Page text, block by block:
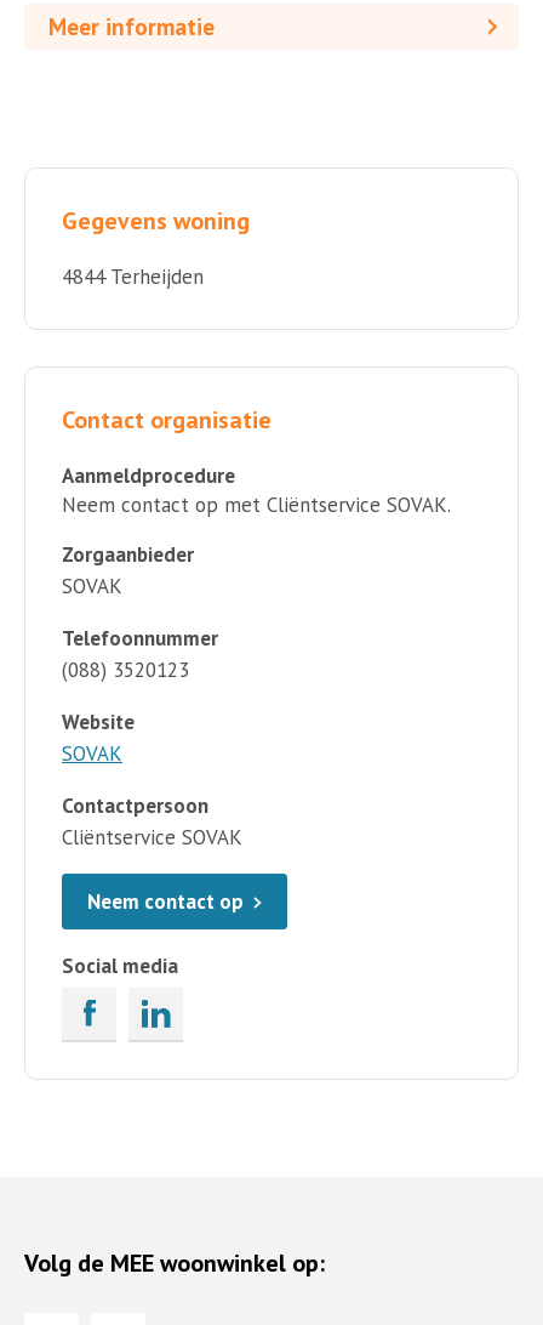
Meer informatie
Gegevens woning
4844 Terheijden
Contact organisatie
Aanmeldprocedure
Neem contact op met Cliëntservice SOVAK.
Zorgaanbieder
SOVAK
Telefoonnummer
(088) 3520123
Website
SOVAK
Contactpersoon
Cliëntservice SOVAK
Neem contact op
Social media
Volg de MEE woonwinkel op: